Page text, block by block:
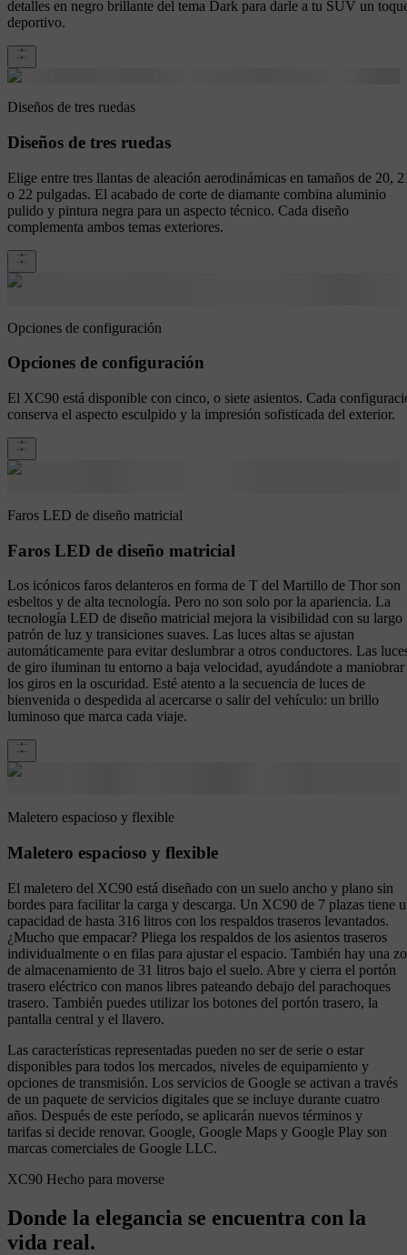
detalles en negro brillante del tema Dark para darle a tu SUV un
deportivo.
Diseños de tres ruedas
Diseños de tres ruedas
Elige entre tres llantas de aleación aerodinámicas en tamaños de 20,
o 22 pulgadas. El acabado de corte de diamante combina aluminio
pulido y pintura negra para un aspecto técnico. Cada diseño
complementa ambos temas exteriores.
Opciones de configuración
Opciones de configuración
El XC90 está disponible con cinco, o siete asientos. Cada
conserva el aspecto esculpido y la impresión sofisticada del exterior.
Faros LED de diseño matricial
Faros LED de diseño matricial
Los icónicos faros delanteros en forma de T del Martillo de Thor son
esbeltos y de alta tecnología. Pero no son solo por la apariencia. La
tecnología LED de diseño matricial mejora la visibilidad con su largo
patrón de luz y transiciones suaves. Las luces altas se ajustan
automáticamente para evitar deslumbrar a otros conductores. Las
de giro iluminan tu entorno a baja velocidad, ayudándote a maniobrar
los giros en la oscuridad. Esté atento a la secuencia de luces de
bienvenida o despedida al acercarse o salir del vehículo: un brillo
luminoso que marca cada viaje.
Maletero espacioso y flexible
Maletero espacioso y flexible
El maletero del XC90 está diseñado con un suelo ancho y plano sin
bordes para facilitar la carga y descarga. Un XC90 de 7 plazas tiene
capacidad de hasta 316 litros con los respaldos traseros levantados.
¿Mucho que empacar? Pliega los respaldos de los asientos traseros
individualmente o en filas para ajustar el espacio. También hay una
de almacenamiento de 31 litros bajo el suelo. Abre y cierra el portón
trasero eléctrico con manos libres pateando debajo del parachoques
trasero. También puedes utilizar los botones del portón trasero, la
pantalla central y el llavero.
Las características representadas pueden no ser de serie o estar
disponibles para todos los mercados, niveles de equipamiento y
opciones de transmisión. Los servicios de Google se activan a través
de un paquete de servicios digitales que se incluye durante cuatro
años. Después de este período, se aplicarán nuevos términos y
tarifas si decide renovar. Google, Google Maps y Google Play son
marcas comerciales de Google LLC.
XC90 Hecho para moverse
Donde la elegancia se encuentra con la
vida real.